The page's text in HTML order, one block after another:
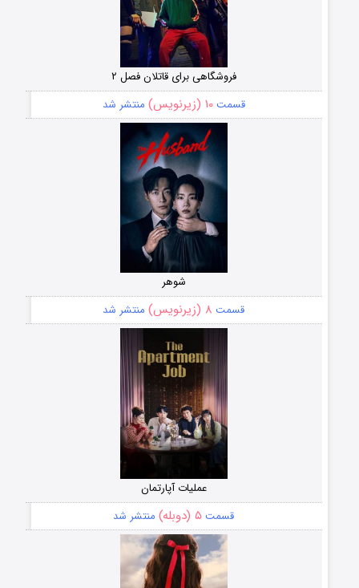
فروشگاهی برای قاتلان فصل ۲
قسمت۱۰ (زیرنویس) منتشر شد
شوهر
قسمت ۸ (زیرنویس) منتشر شد
عملیات آپارتمان
قسمت ۵ (دوبله) منتشر شد